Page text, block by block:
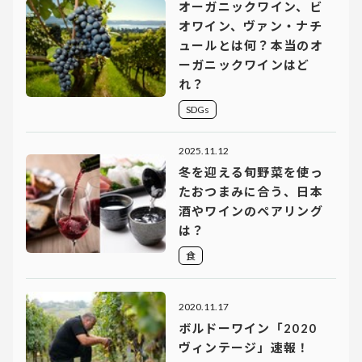
オーガニックワイン、ビ
オワイン、ヴァン・ナチ
ュールとは何？本当のオ
ーガニックワインはど
れ？
SDGs
2025.11.12
冬を迎える旬野菜を使っ
たおつまみに合う、日本
酒やワインのペアリング
は？
食
2020.11.17
ボルドーワイン「2020
ヴィンテージ」速報！